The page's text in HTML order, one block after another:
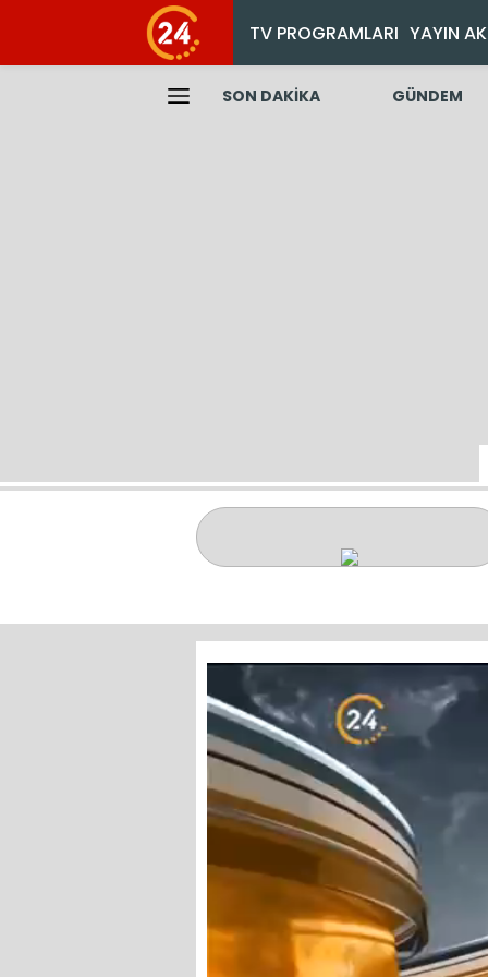
TV PROGRAMLARI YAYIN
SON DAKİKA GÜNDEM